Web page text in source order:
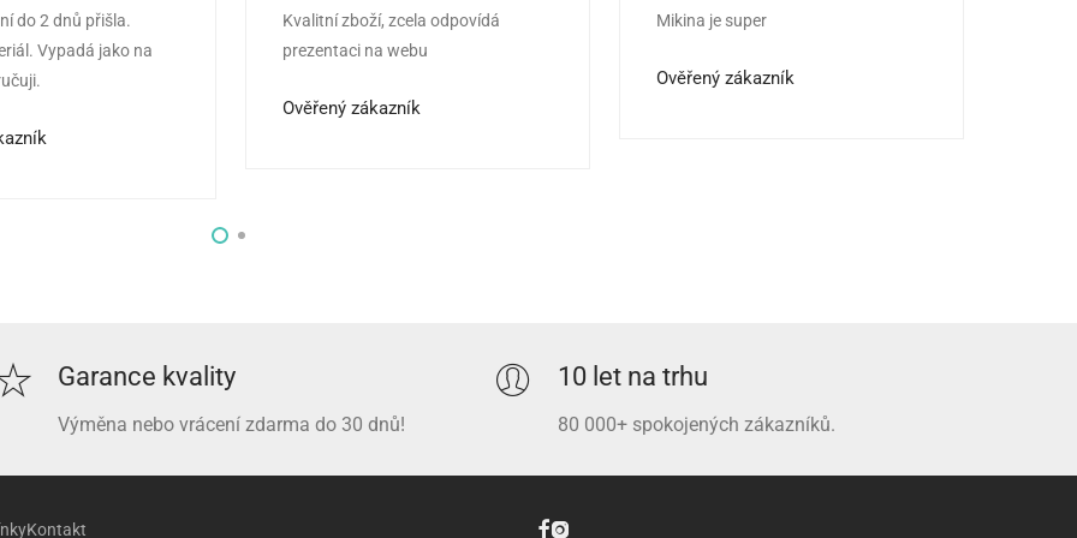
5do 2 dnů přišla.
Vypadá jako na
Hodnocení5z 5
Kvalitní zboží, zcela odpovídá
prezentaci na webu
Ověřený zákazník
Hodnocení5z 5
Mikina je super
Ověřený zákazník
Garance kvality
Výměna nebo vrácení zdarma do 30 dnů!
10 let na trhu
80 000+ spokojených zákazníků.
Kontakt